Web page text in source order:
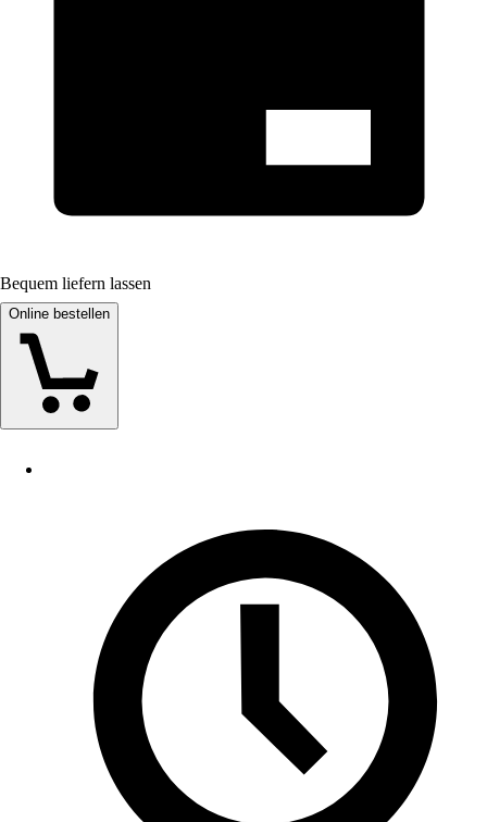
Bequem liefern lassen
Online bestellen